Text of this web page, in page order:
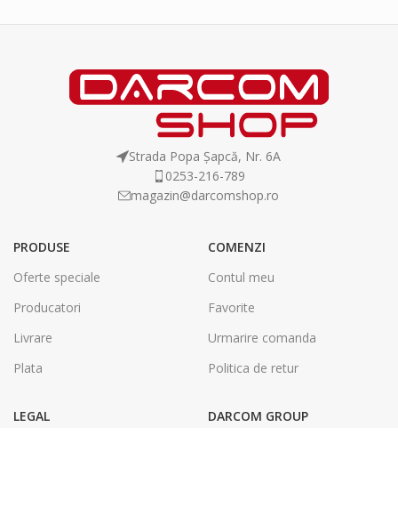
Strada Popa Șapcă, Nr. 6A
0253-216-789
magazin@darcomshop.ro
PRODUSE
Oferte speciale
Producatori
Livrare
Plata
COMENZI
Contul meu
Favorite
Urmarire comanda
Politica de retur
LEGAL
DARCOM GROUP